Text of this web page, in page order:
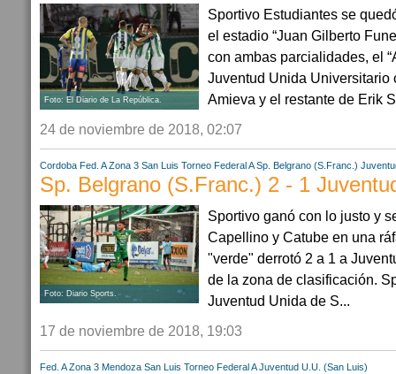
Foto: El Diario de La República.
Sportivo Estudiantes se
el estadio “Juan Gilberto
con ambas parcialidades, el
Juventud Unida Universitario
Amieva y el restante de Erik
24 de noviembre de 2018, 02:07
Cordoba Fed. A Zona 3 San Luis Torneo Federal A Sp. Belgrano (S.Franc.)
Sp. Belgrano (S.Franc.) 2 - 1
Foto: Diario Sports.
Sportivo ganó con lo justo y
Capellino y Catube en una
"verde" derrotó 2 a 1 a
de la zona de clasificación.
Juventud Unida de S...
17 de noviembre de 2018, 19:03
Fed. A Zona 3 Mendoza San Luis Torneo Federal A Juventud U.U. (San Luis)